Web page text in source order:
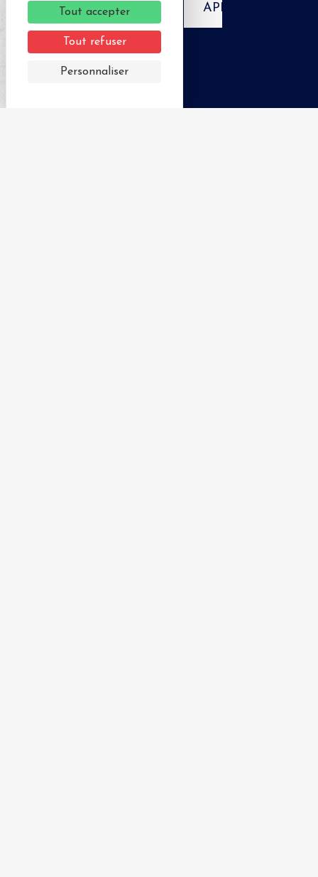
APPELER
Tout accepter
Tout refuser
Personnaliser